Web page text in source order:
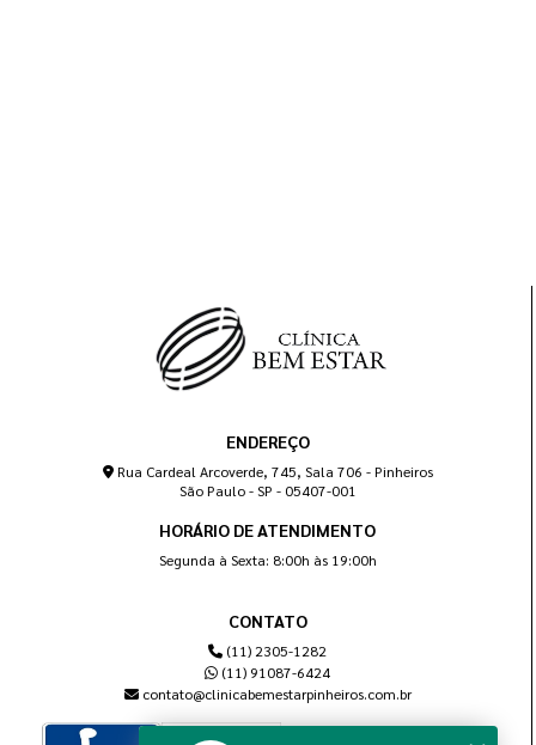
ENDEREÇO
Rua Cardeal Arcoverde, 745, Sala 706 - Pinheiros
São Paulo - SP - 05407-001
HORÁRIO DE ATENDIMENTO
Segunda à Sexta: 8:00h às 19:00h
CONTATO
(11) 2305-1282
(11) 91087-6424
contato@clinicabemestarpinheiros.com.br